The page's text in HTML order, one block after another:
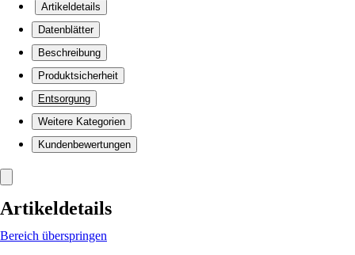
Artikeldetails
Datenblätter
Beschreibung
Produktsicherheit
Entsorgung
Weitere Kategorien
Kundenbewertungen
Artikeldetails
Bereich überspringen